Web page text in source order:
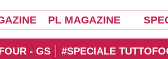
PL MAGAZINE
- GS #SPECIALE